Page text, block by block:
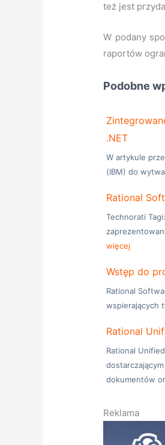
też jest
W podany
raportów
Podobne
.NET
W artykule
(IBM) do
Rational
Technorati
więcej
Wstęp do
Rational
wspierających
Rational
Rational
dokumentów
Reklama